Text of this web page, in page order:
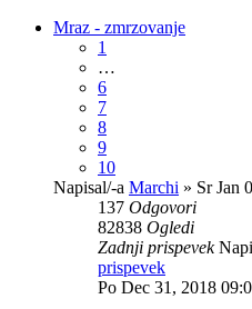
Mraz - zmrzovanje
1
…
6
7
8
9
10
Napisal/-a Marchi » Sr Jan
137 Odgovori
82838 Ogledi
Zadnji prispevek
prispevek
Po Dec 31, 2018